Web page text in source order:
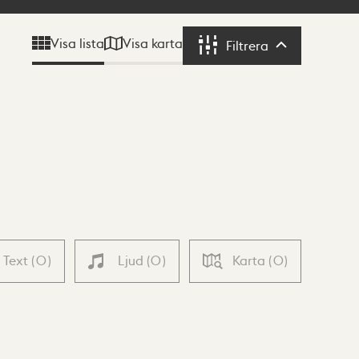
Visa lista Visa karta Filtrera Filtrera
Text (0) Ljud (0) Karta (0)